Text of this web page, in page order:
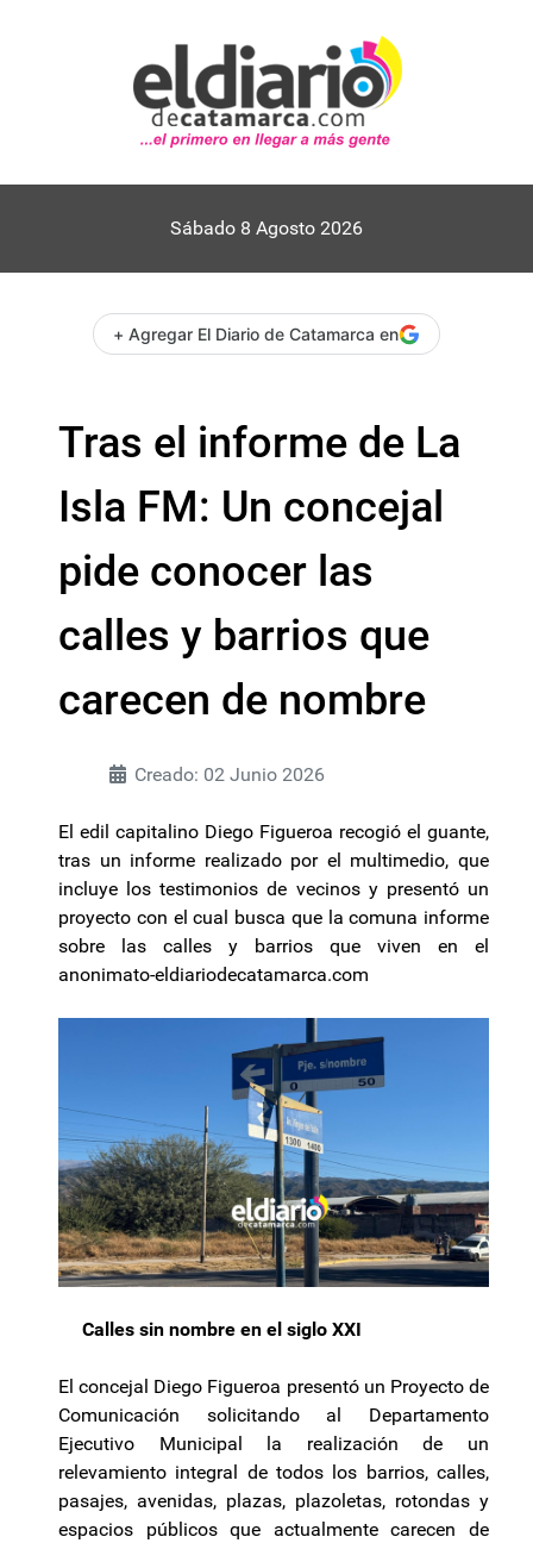
Sábado 8 Agosto 2026
+ Agregar El Diario de Catamarca en
Tras el informe de La
Isla FM: Un concejal
pide conocer las
calles y barrios que
carecen de nombre
Creado: 02 Junio 2026
El edil capitalino Diego Figueroa recogió el guante,
tras un informe realizado por el multimedio, que
incluye los testimonios de vecinos y presentó un
proyecto con el cual busca que la comuna informe
sobre las calles y barrios que viven en el
anonimato-eldiariodecatamarca.com
Calles sin nombre en el siglo XXI
El concejal Diego Figueroa presentó un Proyecto de
Comunicación solicitando al Departamento
Ejecutivo Municipal la realización de un
relevamiento integral de todos los barrios, calles,
pasajes, avenidas, plazas, plazoletas, rotondas y
espacios públicos que actualmente carecen de